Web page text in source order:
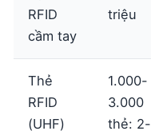
RFID
cầm tay
triệu
Thẻ
RFID
(UHF)
1.000-
3.000
thẻ: 2-